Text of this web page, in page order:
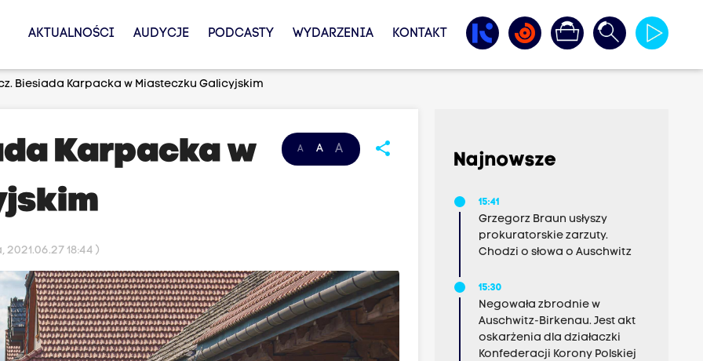
AKTUALNOŚCI AUDYCJE PODCASTY WYDARZENIA KONTAKT
Biesiada Karpacka w Miasteczku Galicyjskim
A A A share
Karpacka w
18:44 )
Najnowsze
15:41
Grzegorz Braun usłyszy
prokuratorskie zarzuty.
Chodzi o słowa o Auschwitz
15:30
Negowała zbrodnie w
Auschwitz-Birkenau. Jest akt
oskarżenia dla działaczki
Konfederacji Korony Polskiej